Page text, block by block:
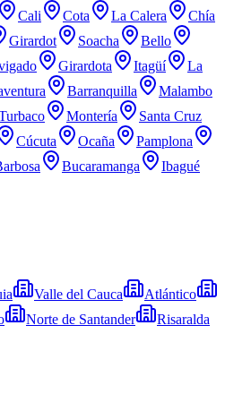
Cali Cota La Calera
Chía
Girardot Soacha
Bello
Girardota Itagüí
La
Barranquilla
Malambo
Montería
Santa Cruz
Cúcuta Ocaña
Pamplona
Bucaramanga
Ibagué
Valle del Cauca
Atlántico
Norte de Santander
Risaralda